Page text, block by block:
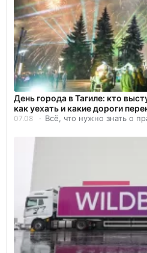
День города в Тагиле: кто
как уехать и какие дороги
07.08 Всё, что нужно знать о